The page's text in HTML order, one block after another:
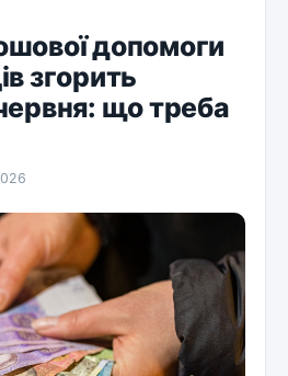
допомоги
згорить
що треба